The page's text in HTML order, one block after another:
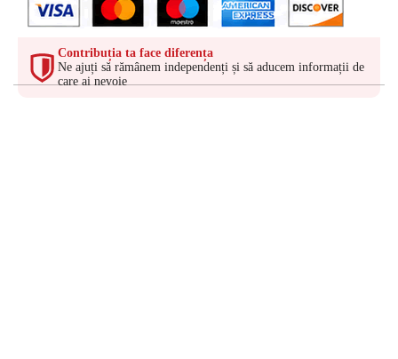
Contribuția ta face diferența
Ne ajuți să rămânem independenți și să aducem informații de
care ai nevoie